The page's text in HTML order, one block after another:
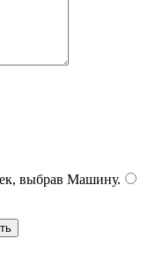
выбрав Машину.